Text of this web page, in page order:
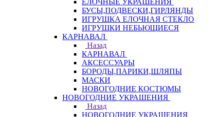
ЕЛОЧНЫЕ УКРАШЕНИЯ
БУСЫ,ПОДВЕСКИ,ГИРЛЯНДЫ
ИГРУШКА ЕЛОЧНАЯ СТЕКЛО
ИГРУШКИ НЕБЬЮЩИЕСЯ
КАРНАВАЛ
Назад
КАРНАВАЛ
АКСЕССУАРЫ
БОРОДЫ,ПАРИКИ,ШЛЯПЫ
МАСКИ
НОВОГОДНИЕ КОСТЮМЫ
НОВОГОДНИЕ УКРАШЕНИЯ
Назад
НОВОГОДНИЕ УКРАШЕНИЯ